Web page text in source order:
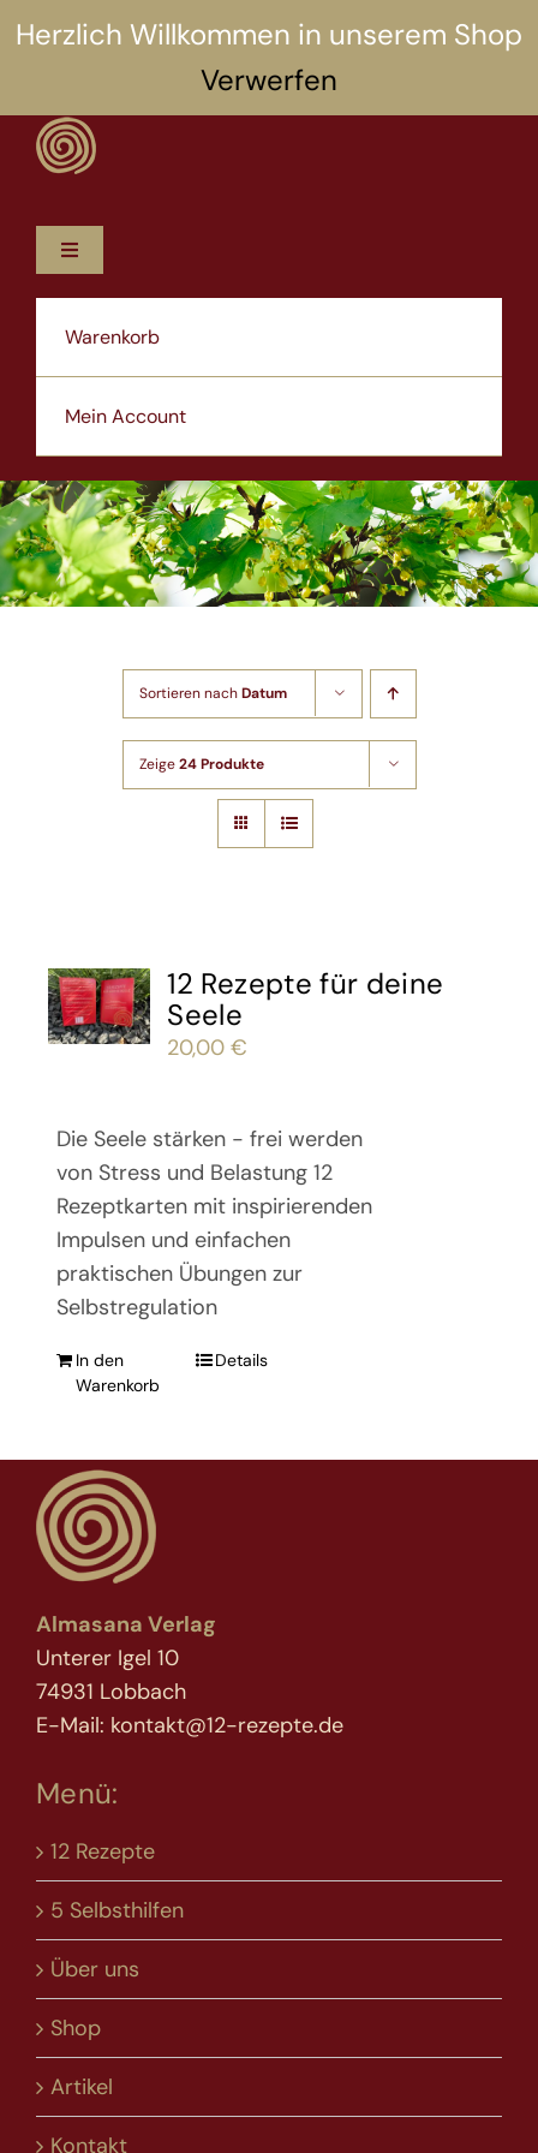
Herzlich Willkommen in unserem Shop
Verwerfen
Inhalt
Toggle
Shop
Warenkorb
Mein Account
Sortieren nachDatum
Zeige24 Produkte
12 Rezepte für deine
Seele
20,00€
Die Seele stärken - frei werden
von Stress und Belastung 12
Rezeptkarten mit inspirierenden
Impulsen und einfachen
praktischen Übungen zur
Selbstregulation
In den
Warenkorb
Details
Almasana Verlag
Unterer Igel 10
74931 Lobbach
E-Mail: kontakt@12-rezepte.de
Menü:
12 Rezepte
5 Selbsthilfen
Über uns
Shop
Artikel
Kontakt